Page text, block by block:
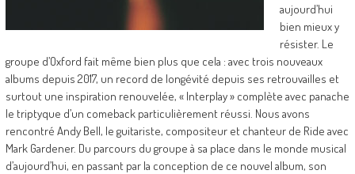
aujourd’hui
bien mieux y
résister. Le
groupe d’Oxford fait même bien plus que cela : avec trois nouveaux
albums depuis 2017, un record de longévité depuis ses retrouvailles et
surtout une inspiration renouvelée, « Interplay » complète avec panache
le triptyque d’un comeback particulièrement réussi. Nous avons
rencontré Andy Bell, le guitariste, compositeur et chanteur de Ride avec
Mark Gardener. Du parcours du groupe à sa place dans le monde musical
d’aujourd’hui, en passant par la conception de ce nouvel album, son